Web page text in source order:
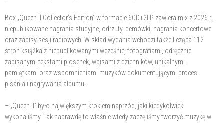
Box „Queen II Collector’s Edition” w formacie 6CD+2LP zawiera mix z 2026 r.,
niepublikowane nagrania studyjne, odrzuty, demówki, nagrania koncertowe
oraz zapisy sesji radiowych. W skład wydania wchodzi także licząca 112
stron książka z niepublikowanymi wcześniej fotografiami, odręcznie
zapisanymi tekstami piosenek, wpisami z dzienników, unikalnymi
pamiątkami oraz wspomnieniami muzyków dokumentującymi proces
pisania i nagrywania albumu.
– „Queen II” było największym krokiem naprzód, jaki kiedykolwiek
wykonaliśmy. Tak naprawdę to właśnie wtedy zaczęliśmy tworzyć muzykę w